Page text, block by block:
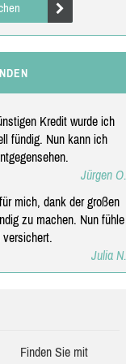
Kredit wurde ich
fündig. Nun kann ich
Jürgen O.
mich, dank der großen
zu machen. Nun fühle
Julia N.
Finden Sie mit